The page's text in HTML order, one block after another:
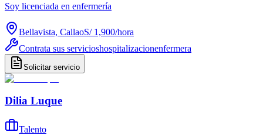
Soy licenciada en enfermería
Bellavista, CallaoS/ 1,900/hora
Contrata sus servicioshospitalizacionenfermera
Solicitar servicio
Dilia Luque
Talento